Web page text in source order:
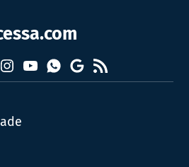
Instagram
YouTubeWhatsapp
Google
News
RSS